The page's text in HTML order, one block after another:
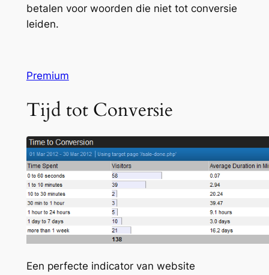
betalen voor woorden die niet tot conversie
leiden.
Premium
Tijd tot Conversie
Een perfecte indicator van website